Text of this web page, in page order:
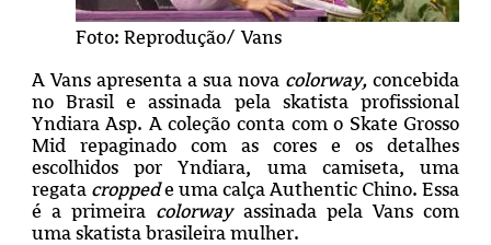
Foto: Reprodução/ Vans
A Vans apresenta a sua nova colorway, concebida
no Brasil e assinada pela skatista profissional
Yndiara Asp. A coleção conta com o Skate Grosso
Mid repaginado com as cores e os detalhes
escolhidos por Yndiara, uma camiseta, uma
regata croppede uma calça Authentic Chino. Essa
é a primeira colorwayassinada pela Vans com
uma skatista brasileira mulher.